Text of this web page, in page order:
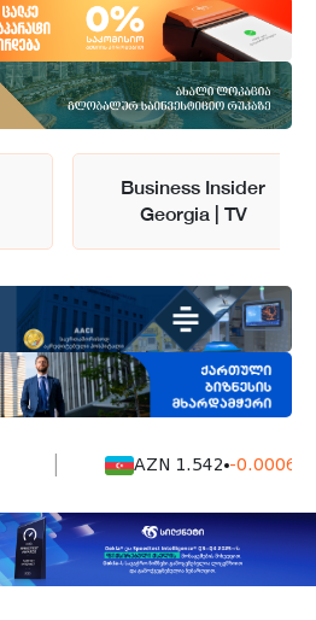
Business Insider
Georgia | TV
AZN 1.542 -0.0006